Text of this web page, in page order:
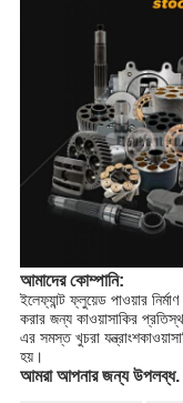
আমাদের কোম্পানি:
ইলেফ্যান্ট ফ্লুয়েড পাওয়ার
করার জন্য কাওয়াসাকির
এর সমস্ত খুচরা যন্ত্রাংশ
হয়।
আমরা আপনার জন্য উপলব্ধ.